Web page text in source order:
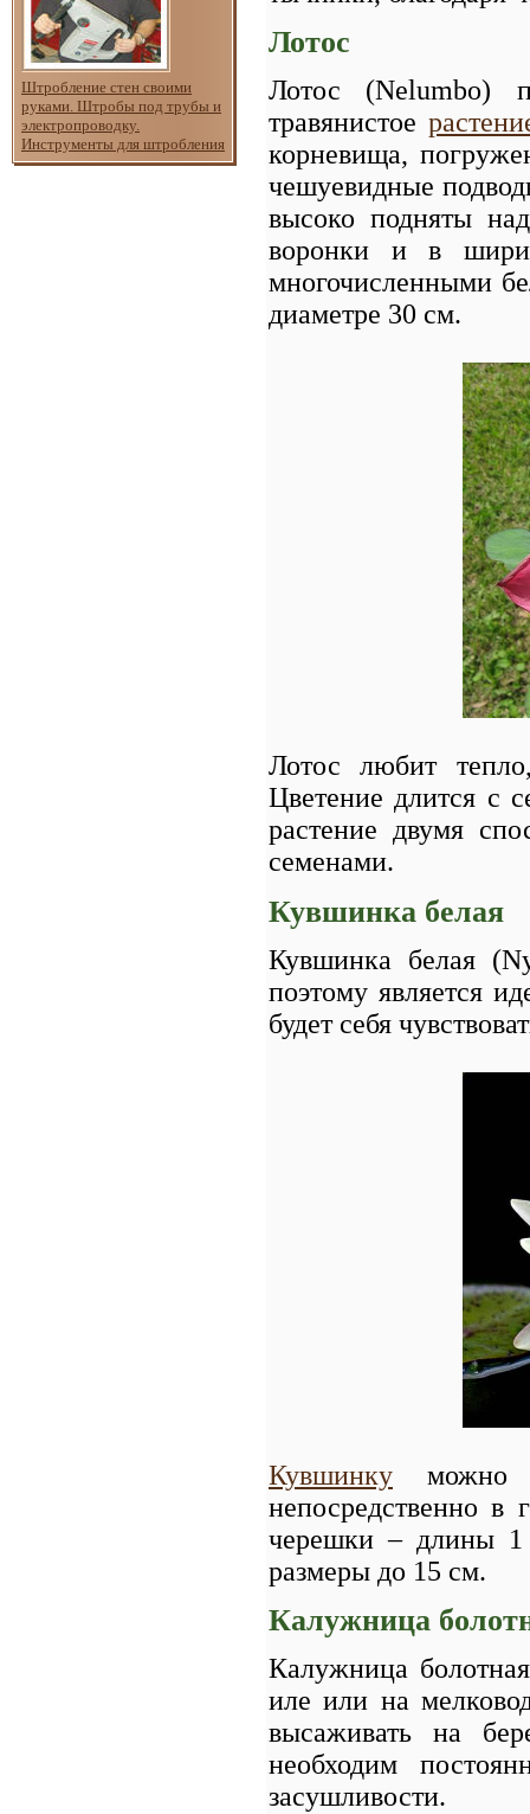
Штробление стен своими
руками. Штробы под трубы и
электропроводку.
Инструменты для штробления
Лотос
Лотос (Nelumbo)
травянистое
корневища,
чешуевидные
высоко подняты
воронки и в
многочисленными
диаметре 30 см.
Лотос любит
Цветение длится с
растение двумя
семенами.
Кувшинка белая
Кувшинка белая
поэтому является
будет себя
Кувшинку можно
непосредственно в
черешки – длины 1
размеры до 15 см.
Калужница
Калужница
иле или на
высаживать на
необходим
засушливости.